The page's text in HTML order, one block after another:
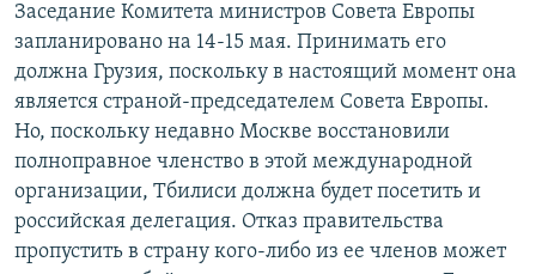
Заседание Комитета министров Совета Европы
запланировано на 14-15 мая. Принимать его
должна Грузия, поскольку в настоящий момент она
является страной-председателем Совета Европы.
Но, поскольку недавно Москве восстановили
полноправное членство в этой международной
организации, Тбилиси должна будет посетить и
российская делегация. Отказ правительства
пропустить в страну кого-либо из ее членов может